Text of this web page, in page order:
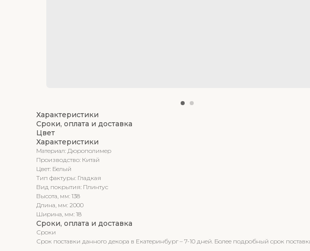
Характеристики
Сроки, оплата и доставка
Цвет
Характеристики
Материал: Дюрополимер
Производство: Китай
Цвет: Белый
Тип фактуры: Гладкая
Вид покрытия: Плинтус
Высота, мм: 138
Длина, мм: 2000
Ширина, мм: 18
Сроки, оплата и доставка
Сроки
Срок поставки данного декора в Екатеринбург – 7-10 дней. Более подробный срок